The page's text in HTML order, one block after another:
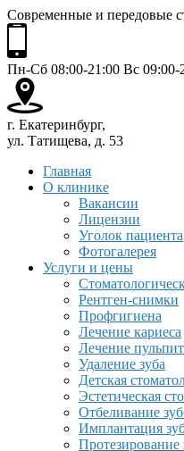
Современные и передовые
Пн-Сб 08:00-21:00 Вс 09:00-
г. Екатеринбург,
ул. Татищева, д. 53
Главная
О клинике
Вакансии
Лицензии
Уголок пациента
Фотогалерея
Услуги и цены
Рентген-снимки
Профгигиена
Лечение кариеса
Лечение
Удаление зуба
Детская
Эстетическая
Отбеливание
Имплантация
Протезирование